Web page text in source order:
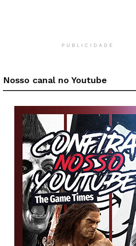
PUBLICIDADE
Nosso canal no Youtube